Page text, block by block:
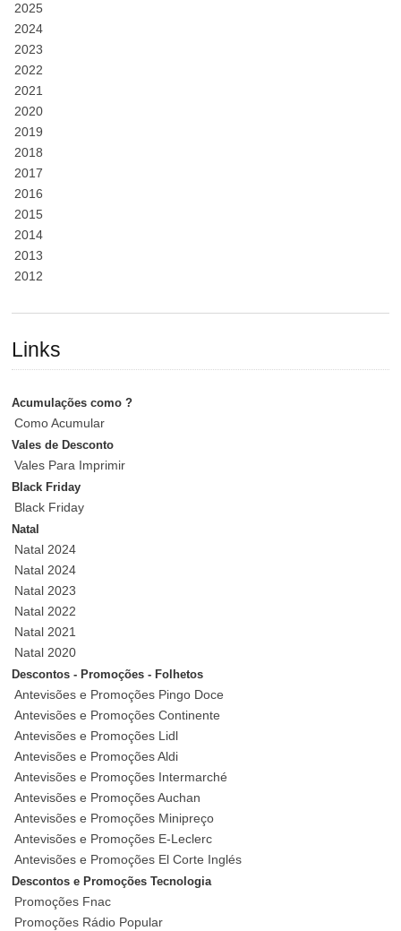
2025
2024
2023
2022
2021
2020
2019
2018
2017
2016
2015
2014
2013
2012
Links
Acumulações como ?
Como Acumular
Vales de Desconto
Vales Para Imprimir
Black Friday
Black Friday
Natal
Natal 2024
Natal 2024
Natal 2023
Natal 2022
Natal 2021
Natal 2020
Descontos - Promoções - Folhetos
Antevisões e Promoções Pingo Doce
Antevisões e Promoções Continente
Antevisões e Promoções Lidl
Antevisões e Promoções Aldi
Antevisões e Promoções Intermarché
Antevisões e Promoções Auchan
Antevisões e Promoções Minipreço
Antevisões e Promoções E-Leclerc
Antevisões e Promoções El Corte Inglés
Descontos e Promoções Tecnologia
Promoções Fnac
Promoções Rádio Popular